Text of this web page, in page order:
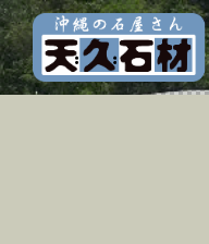
Skip
to
content